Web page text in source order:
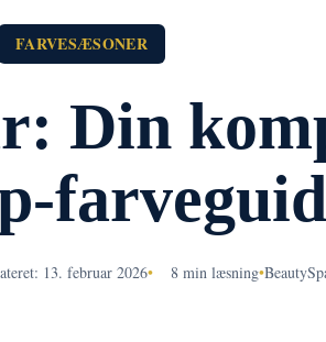
FARVESÆSONER
Din
13. februar 2026• 8 min læsning•